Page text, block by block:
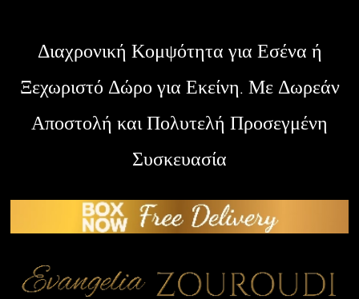
Διαχρονική Κομψότητα για Εσένα ή
Ξεχωριστό Δώρο για Εκείνη. Με Δωρεάν
Αποστολή και Πολυτελή Προσεγμένη
Συσκευασία